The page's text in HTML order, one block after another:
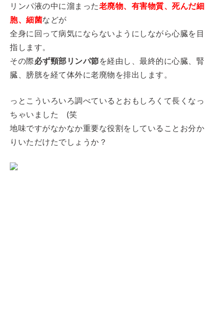
リンパ液の中に溜まった老廃物、有害物質、死んだ細
胞、細菌などが
全身に回って病気にならないようにしながら心臓を目
指します。
その際必ず頸部リンパ節を経由し、最終的に心臓、腎
臓、膀胱を経て体外に老廃物を排出します。
っとこういろいろ調べているとおもしろくて長くなっ
ちゃいました (笑
地味ですがなかなか重要な役割をしていることお分か
りいただけたでしょうか？